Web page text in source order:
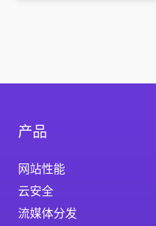
产品
网站性能
云安全
流媒体分发